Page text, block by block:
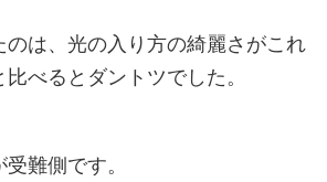
のは、光の入り方の綺麗さがこれ
べるとダントツでした。
難側です。